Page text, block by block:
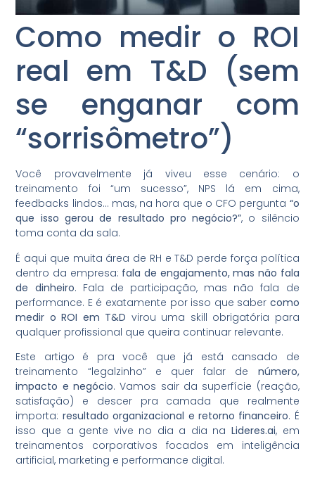
Como medir o ROI
real em T&D (sem
se enganar com
“sorrisômetro”)
Você provavelmente já viveu esse cenário: o
treinamento foi “um sucesso”, NPS lá em cima,
feedbacks lindos… mas, na hora que o CFO pergunta “o
que isso gerou de resultado pro negócio?”, o silêncio
toma conta da sala.
É aqui que muita área de RH e T&D perde força política
dentro da empresa: fala de engajamento, mas não fala
de dinheiro. Fala de participação, mas não fala de
performance. E é exatamente por isso que saber como
medir o ROI em T&D virou uma skill obrigatória para
qualquer profissional que queira continuar relevante.
Este artigo é pra você que já está cansado de
treinamento “legalzinho” e quer falar de número,
impacto e negócio. Vamos sair da superfície (reação,
satisfação) e descer pra camada que realmente
importa: resultado organizacional e retorno financeiro. É
isso que a gente vive no dia a dia naLideres.ai, em
treinamentos corporativos focados em inteligência
artificial, marketing e performance digital.